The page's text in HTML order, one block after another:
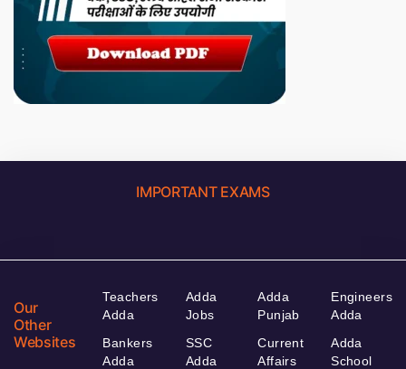
IMPORTANT EXAMS
Our
Other
Websites
Teachers
Adda
Bankers
Adda
Adda
Jobs
SSC
Adda
Adda
Punjab
Current
Affairs
Engineers
Adda
Adda
School